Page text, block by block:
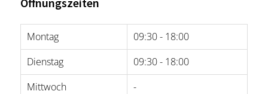
Montag
09:30 - 18:00
Dienstag
09:30 - 18:00
Mittwoch
-